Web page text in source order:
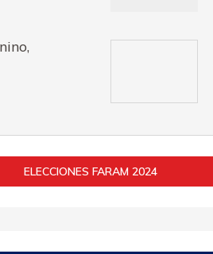
ELECCIONES FARAM 2024